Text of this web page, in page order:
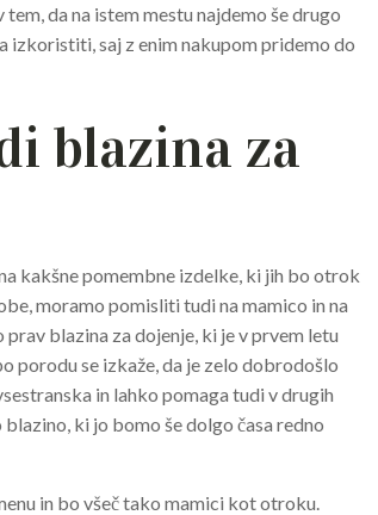
da na istem mestu najdemo še drugo
izkoristiti, saj z enim nakupom pridemo do
blazina za
kakšne pomembne izdelke, ki jih bo otrok
moramo pomisliti tudi na mamico in na
blazina za dojenje, ki je v prvem letu
porodu se izkaže, da je zelo dobrodošlo
in lahko pomaga tudi v drugih
ki jo bomo še dolgo časa redno
in bo všeč tako mamici kot otroku.